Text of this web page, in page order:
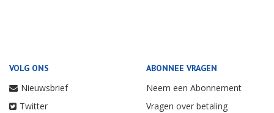
VOLG ONS
Nieuwsbrief
Twitter
ABONNEE VRAGEN
Neem een Abonnement
Vragen over betaling